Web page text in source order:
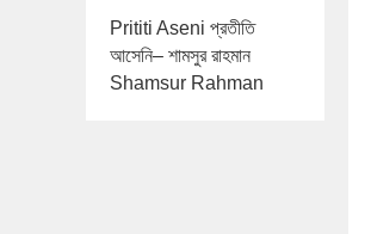
Prititi Aseni প্রতীতি
আসেনি– শামসুর রাহমান
Shamsur Rahman